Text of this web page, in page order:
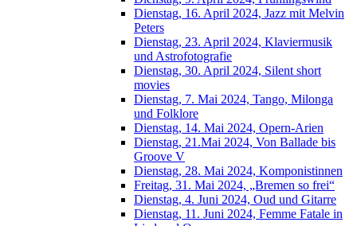
Dienstag, 16. April 2024, Jazz mit Melvin
Peters
Dienstag, 23. April 2024, Klaviermusik
und Astrofotografie
Dienstag, 30. April 2024, Silent short
movies
Dienstag, 7. Mai 2024, Tango, Milonga
und Folklore
Dienstag, 14. Mai 2024, Opern-Arien
Dienstag, 21.Mai 2024, Von Ballade bis
Groove V
Dienstag, 28. Mai 2024, Komponistinnen
Freitag, 31. Mai 2024, „Bremen so frei“
Dienstag, 4. Juni 2024, Oud und Gitarre
Dienstag, 11. Juni 2024, Femme Fatale in